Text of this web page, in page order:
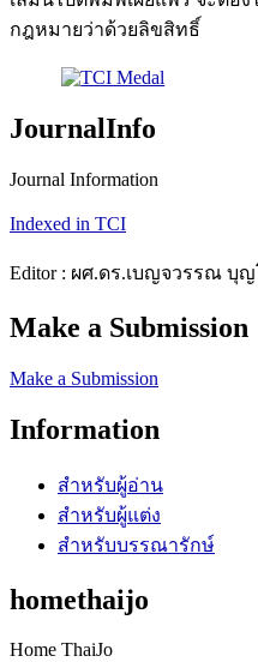
กฎหมายว่าด้วยลิขสิทธิ์
JournalInfo
Journal Information
Indexed in TCI
Editor : ผศ.ดร.เบญจวรรณ บุ
Make a Submission
Make a Submission
Information
สำหรับผู้อ่าน
สำหรับผู้แต่ง
สำหรับบรรณารักษ์
homethaijo
Home ThaiJo